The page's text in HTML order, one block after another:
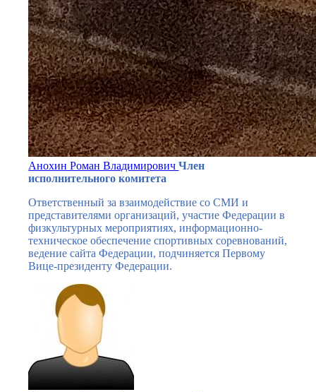
Анохин Роман ВладимировичЧлен
исполнительного комитета
Ответственный за взаимодействие со СМИ и
представителями организаций, участие Федерации в
физкультурных мероприятиях, информационно-
техническое обеспечение спортивных соревнований,
ведение сайта Федерации, подчиняется Первому
Вице-президенту Федерации.